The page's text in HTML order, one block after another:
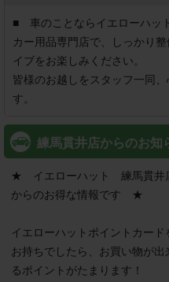
■　車のことならイエローハッ
カー用品専門店で、しっかり
イブをお楽しみください。
皆様のお越しをスタッフ一同
す。
練馬貫井店からのお知
★　イエローハット　練馬貫井
からのお得な情報です　★
イエローハットポイントカード
お持ちでしたら、お買い物が出
るポイントがたまります！